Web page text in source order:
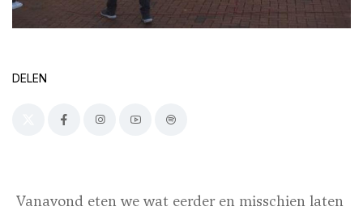
DELEN
Vanavond eten we wat eerder en misschien laten